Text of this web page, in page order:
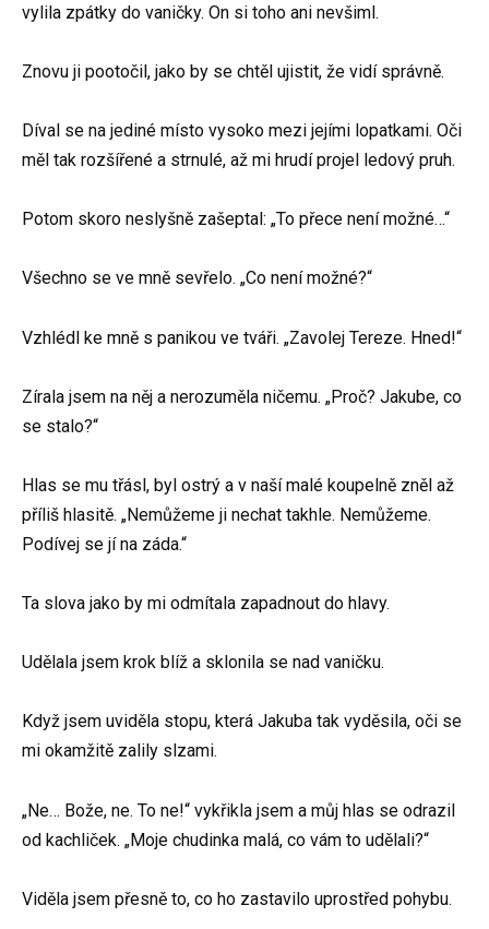
vylila zpátky do vaničky. On si toho ani nevšiml.
Znovu ji pootočil, jako by se chtěl ujistit, že vidí správně.
Díval se na jediné místo vysoko mezi jejími lopatkami. Oči
měl tak rozšířené a strnulé, až mi hrudí projel ledový pruh.
Potom skoro neslyšně zašeptal: „To přece není možné…“
Všechno se ve mně sevřelo. „Co není možné?“
Vzhlédl ke mně s panikou ve tváři. „Zavolej Tereze. Hned!“
Zírala jsem na něj a nerozuměla ničemu. „Proč? Jakube, co
se stalo?“
Hlas se mu třásl, byl ostrý a v naší malé koupelně zněl až
příliš hlasitě. „Nemůžeme ji nechat takhle. Nemůžeme.
Podívej se jí na záda.“
Ta slova jako by mi odmítala zapadnout do hlavy.
Udělala jsem krok blíž a sklonila se nad vaničku.
Když jsem uviděla stopu, která Jakuba tak vyděsila, oči se
mi okamžitě zalily slzami.
„Ne… Bože, ne. To ne!“ vykřikla jsem a můj hlas se odrazil
od kachliček. „Moje chudinka malá, co vám to udělali?“
Viděla jsem přesně to, co ho zastavilo uprostřed pohybu.